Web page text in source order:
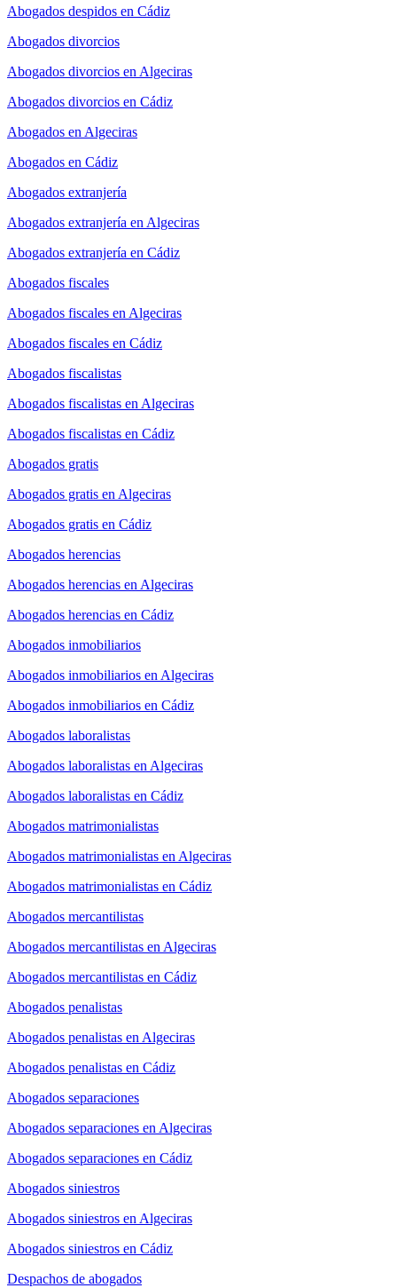
Abogados despidos en Cádiz
Abogados divorcios
Abogados divorcios en Algeciras
Abogados divorcios en Cádiz
Abogados en Algeciras
Abogados en Cádiz
Abogados extranjería
Abogados extranjería en Algeciras
Abogados extranjería en Cádiz
Abogados fiscales
Abogados fiscales en Algeciras
Abogados fiscales en Cádiz
Abogados fiscalistas
Abogados fiscalistas en Algeciras
Abogados fiscalistas en Cádiz
Abogados gratis
Abogados gratis en Algeciras
Abogados gratis en Cádiz
Abogados herencias
Abogados herencias en Algeciras
Abogados herencias en Cádiz
Abogados inmobiliarios
Abogados inmobiliarios en Algeciras
Abogados inmobiliarios en Cádiz
Abogados laboralistas
Abogados laboralistas en Algeciras
Abogados laboralistas en Cádiz
Abogados matrimonialistas
Abogados matrimonialistas en Algeciras
Abogados matrimonialistas en Cádiz
Abogados mercantilistas
Abogados mercantilistas en Algeciras
Abogados mercantilistas en Cádiz
Abogados penalistas
Abogados penalistas en Algeciras
Abogados penalistas en Cádiz
Abogados separaciones
Abogados separaciones en Algeciras
Abogados separaciones en Cádiz
Abogados siniestros
Abogados siniestros en Algeciras
Abogados siniestros en Cádiz
Despachos de abogados